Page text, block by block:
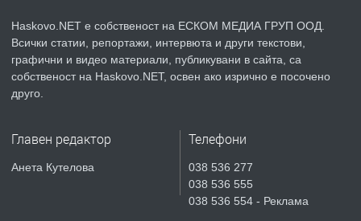
преди 3 дни
ПРЕДЛАГА
Продавам парцел в гр. Хасково кв.
СГЛОБЯВАНЕ НА МЕБЕЛИ.
Haskovo.NET е собственост на ЕСКОМ МЕДИА ГРУП ООД.
Всички статии, репортажи, интервюта и други текстови,
графични и видео материали, публикувани в сайта, са
собственост на Haskovo.NET, освен ако изрично е посочено
друго.
Главен редактор
Анета Кутелова
Телефони
038 536 277
038 536 555
038 536 554 - Реклама